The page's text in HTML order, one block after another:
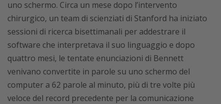
uno schermo. Circa un mese dopo l’intervento
chirurgico, un team di scienziati di Stanford ha iniziato
sessioni di ricerca bisettimanali per addestrare il
software che interpretava il suo linguaggio e dopo
quattro mesi, le tentate enunciazioni di Bennett
venivano convertite in parole su uno schermo del
computer a 62 parole al minuto, più di tre volte più
veloce del record precedente per la comunicazione